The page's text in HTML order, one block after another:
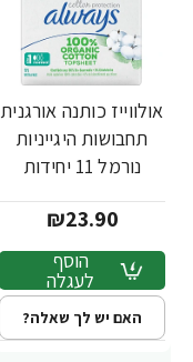
אולווייז כותנה אורגנית
תחבושות היגייניות
נורמל 11 יחידות
₪23.90
הוסף
לעגלה
האם יש לך שאלה?